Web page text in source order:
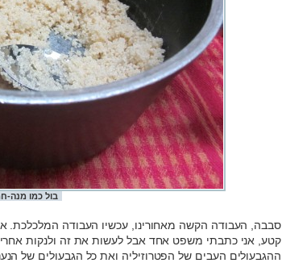
בול כמו מנה-
סבבה, העבודה הקשה מאחורינו, עכשיו העבודה המלכלכת.
קטע, אני כתבתי משפט אחד אבל לעשות את זה ולנקות
ההגבעולים העבים של הפטרוזיליה ואת כל הגבעולים של